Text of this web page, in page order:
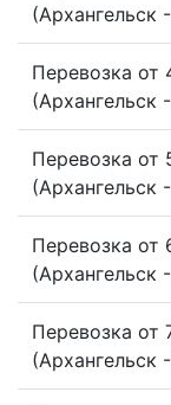
(Архангельск
Перевозка от
(Архангельск
Перевозка от
(Архангельск
Перевозка от
(Архангельск
Перевозка от
(Архангельск